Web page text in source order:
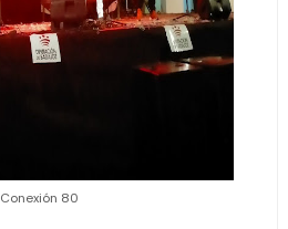
Conexión 80